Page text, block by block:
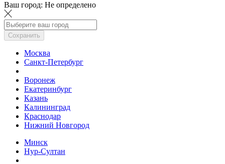
Ваш город: Не определено
Сохранить
Москва
Санкт-Петербург
Воронеж
Екатеринбург
Казань
Калининград
Краснодар
Нижний Новгород
Минск
Нур-Султан